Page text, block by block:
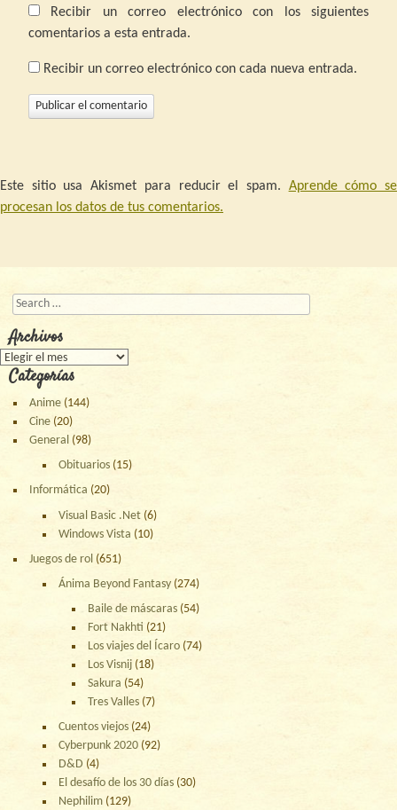
Recibir un correo electrónico con los siguientes
comentarios a esta entrada.
Recibir un correo electrónico con cada nueva entrada.
Este sitio usa Akismet para reducir el spam. Aprende cómo se
procesan los datos de tus comentarios.
Buscar
Archivos
Archivos
Categorías
Anime (144)
Cine (20)
General (98)
Obituarios (15)
Informática (20)
Visual Basic .Net (6)
Windows Vista (10)
Juegos de rol (651)
Ánima Beyond Fantasy (274)
Baile de máscaras (54)
Fort Nakhti (21)
Los viajes del Ícaro (74)
Los Visnij (18)
Sakura (54)
Tres Valles (7)
Cuentos viejos (24)
Cyberpunk 2020 (92)
D&D (4)
El desafío de los 30 días (30)
Nephilim (129)